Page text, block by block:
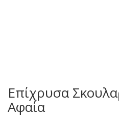
Επίχρυσα
Αφαία